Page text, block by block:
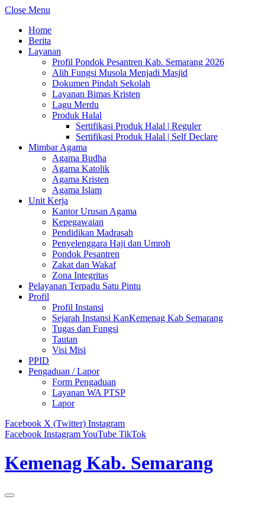
Close Menu
Home
Berita
Layanan
Profil Pondok Pesantren Kab. Semarang 2026
Alih Fungsi Musola Menjadi Masjid
Dokumen Pindah Sekolah
Layanan Bimas Kristen
Lagu Merdu
Produk Halal
Sertifikasi Produk Halal | Reguler
Sertifikasi Produk Halal | Self Declare
Mimbar Agama
Agama Budha
Agama Katolik
Agama Kristen
Agama Islam
Unit Kerja
Kantor Urusan Agama
Kepegawaian
Pendidikan Madrasah
Penyelenggara Haji dan Umroh
Pondok Pesantren
Zakat dan Wakaf
Zona Integritas
Pelayanan Terpadu Satu Pintu
Profil
Profil Instansi
Sejarah Instansi KanKemenag Kab Semarang
Tugas dan Fungsi
Tautan
Visi Misi
PPID
Pengaduan / Lapor
Form Pengaduan
Layanan WA PTSP
Lapor
Facebook X (Twitter) Instagram
Facebook InstagramYouTube TikTok
Kemenag Kab. Semarang